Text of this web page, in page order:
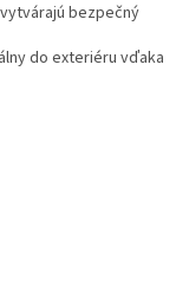
bezpečný
do exteriéru vďaka